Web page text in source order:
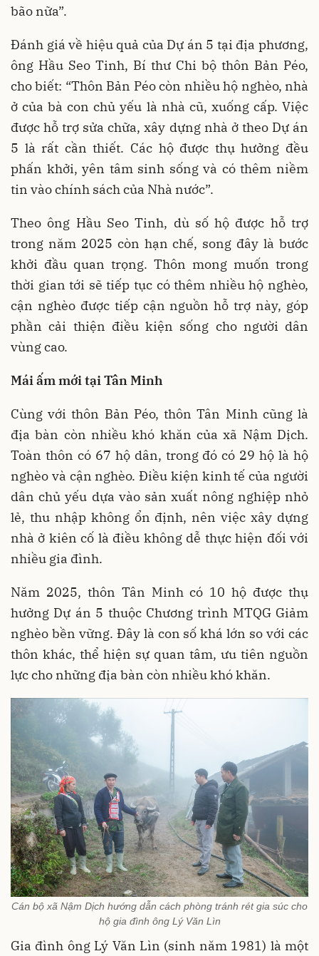
bão nữa”.
Đánh giá về hiệu quả của Dự án 5 tại địa phương,
ông Hầu Seo Tinh, Bí thư Chi bộ thôn Bản Péo,
cho biết: “Thôn Bản Péo còn nhiều hộ nghèo, nhà
ở của bà con chủ yếu là nhà cũ, xuống cấp. Việc
được hỗ trợ sửa chữa, xây dựng nhà ở theo Dự án
5 là rất cần thiết. Các hộ được thụ hưởng đều
phấn khởi, yên tâm sinh sống và có thêm niềm
tin vào chính sách của Nhà nước”.
Theo ông Hầu Seo Tinh, dù số hộ được hỗ trợ
trong năm 2025 còn hạn chế, song đây là bước
khởi đầu quan trọng. Thôn mong muốn trong
thời gian tới sẽ tiếp tục có thêm nhiều hộ nghèo,
cận nghèo được tiếp cận nguồn hỗ trợ này, góp
phần cải thiện điều kiện sống cho người dân
vùng cao.
Mái ấm mới tại Tân Minh
Cùng với thôn Bản Péo, thôn Tân Minh cũng là
địa bàn còn nhiều khó khăn của xã Nậm Dịch.
Toàn thôn có 67 hộ dân, trong đó có 29 hộ là hộ
nghèo và cận nghèo. Điều kiện kinh tế của người
dân chủ yếu dựa vào sản xuất nông nghiệp nhỏ
lẻ, thu nhập không ổn định, nên việc xây dựng
nhà ở kiên cố là điều không dễ thực hiện đối với
nhiều gia đình.
Năm 2025, thôn Tân Minh có 10 hộ được thụ
hưởng Dự án 5 thuộc Chương trình MTQG Giảm
nghèo bền vững. Đây là con số khá lớn so với các
thôn khác, thể hiện sự quan tâm, ưu tiên nguồn
lực cho những địa bàn còn nhiều khó khăn.
Cán bộ xã Nậm Dịch hướng dẫn cách phòng tránh rét gia súc cho
hộ gia đình ông Lý Văn Lìn
Gia đình ông Lý Văn Lìn (sinh năm 1981) là một